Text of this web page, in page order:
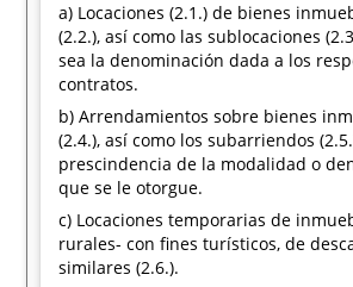
a) Locaciones (2.1.) de bienes
(2.2.), así como las sublocaciones
sea la denominación dada a los
contratos.
b) Arrendamientos sobre bienes
(2.4.), así como los subarriendos
prescindencia de la modalidad o
que se le otorgue.
c) Locaciones temporarias de
rurales- con fines turísticos, de
similares (2.6.).